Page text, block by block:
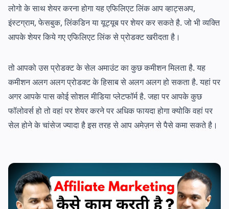
लोगो के साथ शेयर करना होगा यह एफिलिएट लिंक आप व्हाट्सअप,
इंस्टग्राम, फेसबुक, लिंकडिन या यूट्यूब पर शेयर कर सकते है. जो भी व्यक्ति
आपके शेयर किये गए एफिलिएट लिंक से प्रोडक्ट खरीदता है।
तो आपको उस प्रोडक्ट के सेल अमाउंट का कुछ कमीशन मिलता है. यह
कमीशन अलग अलग प्रोडक्ट के हिसाब से अलग अलग हो सकता है. यहां पर
अगर आपके पास कोई सोशल मीडिया प्लेटफॉर्म है. जहा पर आपके कुछ
फॉलोवर्स हो तो वहां पर शेयर करने पर अधिक फायदा होगा क्योकि वहां पर
सेल होने के चांसेज ज्यादा है इस तरह से आप अमेज़न से पैसे कमा सकते है।